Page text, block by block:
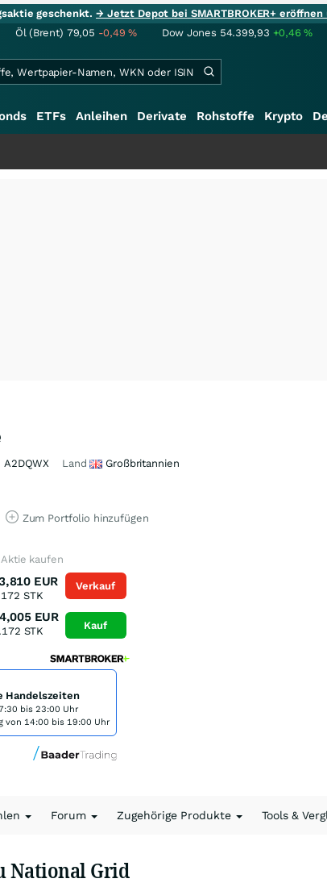
geschenkt.→ Jetzt Depot bei SMARTBROKER+
Öl (Brent) 79,05 -0,49% Dow Jones 54.399,93 +0,46%
ETFs Anleihen Derivate Rohstoffe Krypto
A2DQWX Land Großbritannien
Zum Portfolio hinzufügen
kaufen
EUR
STK
EUR
STK
Verkauf
Kauf
Handelszeiten
bis 23:00 Uhr
von 14:00 bis 19:00 Uhr
Forum Zugehörige Produkte Tools &
National Grid